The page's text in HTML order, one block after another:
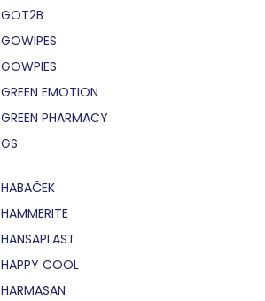
GOT2B
GOWIPES
GOWPIES
GREEN EMOTION
GREEN PHARMACY
GS
HABAČEK
HAMMERITE
HANSAPLAST
HAPPY COOL
HARMASAN